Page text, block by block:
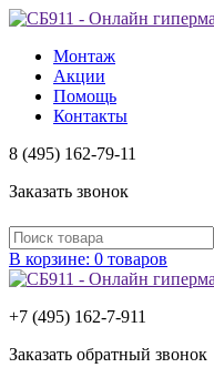
Монтаж
Акции
Помощь
Контакты
8 (495) 162-79-11
Заказать звонок
В корзине: 0 товаров
+7 (495) 162-7-911
Заказать обратный звонок